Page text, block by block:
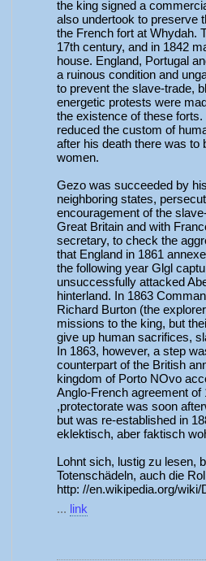
the king signed a
also undertook to preserve
the French fort at Whydah.
17th century, and in 1842
house. England, Portugal
a ruinous condition and
to prevent the slave-trade,
energetic protests were
the existence of these
reduced the custom of
after his death there was to
women.
Gezo was succeeded by
neighboring states,
encouragement of the
Great Britain and with
secretary, to check the
that England in 1861
the following year Glgl
unsuccessfully attacked
hinterland. In 1863
Richard Burton (the
missions to the king, but
give up human sacrifices,
In 1863, however, a step
counterpart of the British
kingdom of Porto NOvo
Anglo-French agreement
,protectorate was soon
but was re-established in
eklektisch, aber faktisch
Lohnt sich, lustig zu lesen,
Totenschädeln, auch die
http: //en.wikipedia.org/wiki/
... link